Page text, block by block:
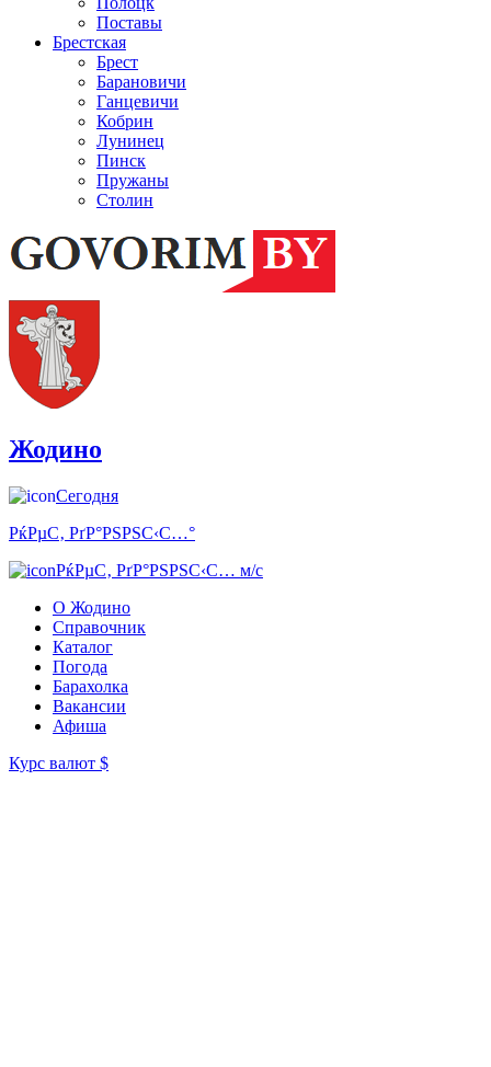
Поставы
Брестская
Брест
Барановичи
Ганцевичи
Кобрин
Лунинец
Пинск
Пружаны
Столин
Жодино
Сегодня
РќРµС‚ РґР°РЅРЅС‹С…°
РќРµС‚ РґР°РЅРЅС‹С… м/с
О Жодино
Справочник
Каталог
Погода
Барахолка
Вакансии
Афиша
Курс валют $